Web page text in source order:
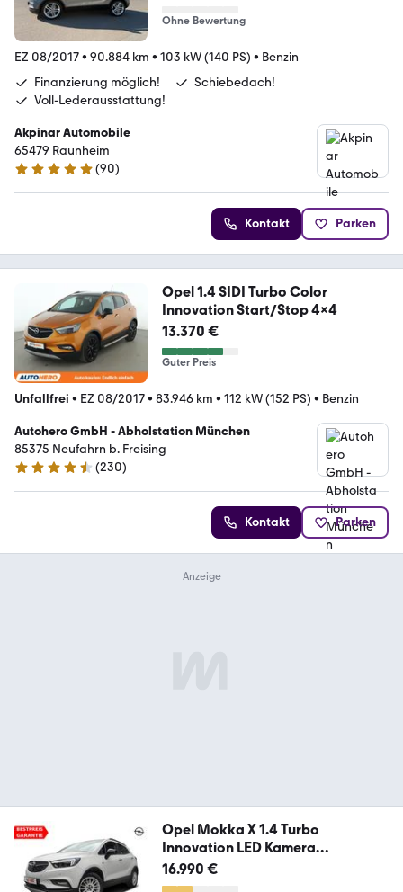
Ohne Bewertung
EZ 08/2017• 90.884 km • 103 kW (140 PS) • Benzin
Finanzierung möglich!
Schiebedach!
Voll-Lederausstattung!
Akpinar Automobile
65479 Raunheim
4.8 Sterne
(90)
Kontakt Parken
Opel 1.4 SIDI Turbo Color
Innovation Start/Stop 4x4
13.370 €
Guter Preis
Unfallfrei • EZ 08/2017• 83.946 km • 112 kW (152 PS) • Benzin
Autohero GmbH - Abholstation München
85375 Neufahrn b. Freising
4.4 Sterne
(230)
Kontakt Parken
Opel Mokka X 1.4 Turbo
Innovation LED Kamera
Tempomat
16.990 €